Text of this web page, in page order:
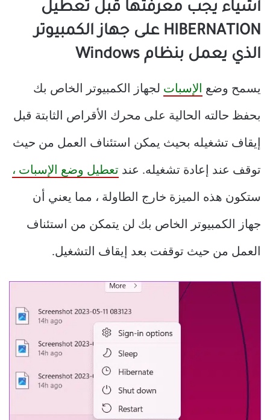
أشياء يجب معرفتها قبل تعطيل
HIBERNATION على جهاز الكمبيوتر
الذي يعمل بنظام Windows
يسمح وضع الإسبات لجهاز الكمبيوتر الخاص بك
بحفظ حالته الحالية على محرك الأقراص الثابتة قبل
إيقاف تشغيله بحيث يمكن استئناف العمل من حيث
توقف عند إعادة تشغيله. عند تعطيل وضع الإسبات ،
ستكون هذه الميزة خارج الطاولة ، مما يعني أن
جهاز الكمبيوتر الخاص بك لن يتمكن من استئناف
العمل من حيث توقفت بعد إيقاف التشغيل.